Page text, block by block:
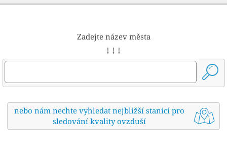
Zadejte název města
↓ ↓ ↓
nebo nám nechte vyhledat nejbližší stanici pro
sledování kvality ovzduší